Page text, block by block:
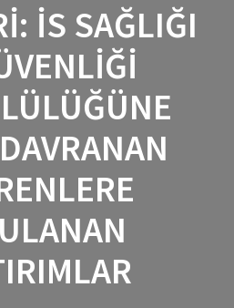
İS SAĞLIĞI